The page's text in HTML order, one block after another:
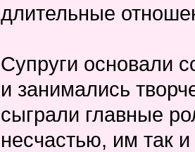
длительные
Супруги основали
и занимались
сыграли главные
несчастью, им так